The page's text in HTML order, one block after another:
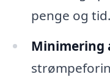
penge og tid.
Minimering